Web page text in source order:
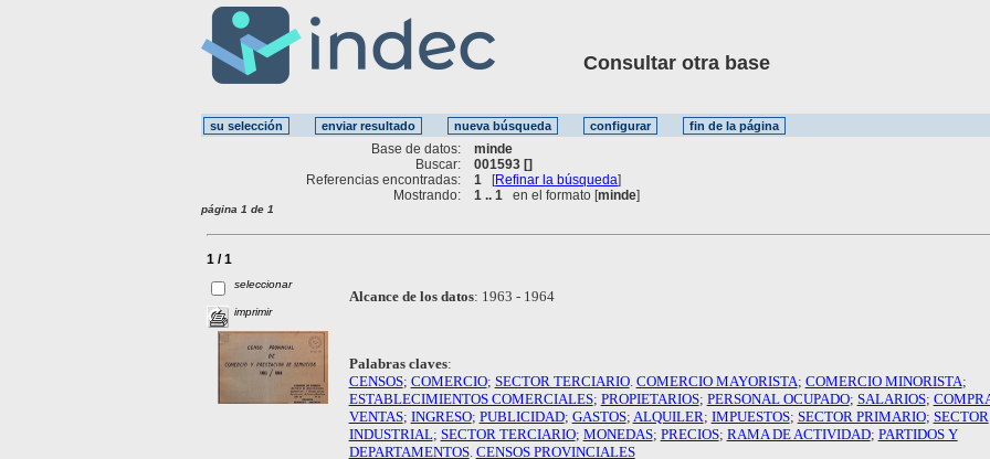
Consultar otra base
Base de datos:
minde
Buscar:
001593 []
Referencias encontradas:
1 [Refinar la búsqueda]
Mostrando:
1 .. 1 en el formato [minde]
página 1 de 1
1 / 1
seleccionar
imprimir
Alcance de los datos: 1963 - 1964
Palabras claves:
CENSOS; COMERCIO; SECTOR TERCIARIO. COMERCIO MAYORISTA; COMERCIO MINORISTA;
ESTABLECIMIENTOS COMERCIALES; PROPIETARIOS; PERSONAL OCUPADO; SALARIOS;
VENTAS; INGRESO; PUBLICIDAD; GASTOS; ALQUILER; IMPUESTOS; SECTOR PRIMARIO; SECTOR
INDUSTRIAL; SECTOR TERCIARIO; MONEDAS; PRECIOS; RAMA DE ACTIVIDAD; PARTIDOS Y
DEPARTAMENTOS. CENSOS PROVINCIALES